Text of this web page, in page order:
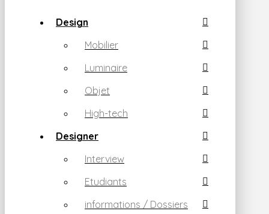
Design
Mobilier
Luminaire
Objet
High-tech
Designer
Interview
Etudiants
informations / Dossiers